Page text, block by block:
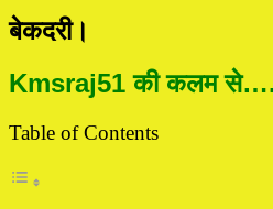
बेकदरी।
Kmsraj51 की कलम
Table of Contents